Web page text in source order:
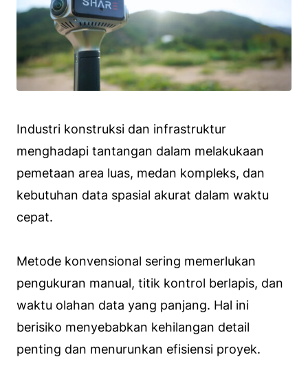
Industri konstruksi dan infrastruktur
menghadapi tantangan dalam melakukaan
pemetaan area luas, medan kompleks, dan
kebutuhan data spasial akurat dalam waktu
cepat.
Metode konvensional sering memerlukan
pengukuran manual, titik kontrol berlapis, dan
waktu olahan data yang panjang. Hal ini
berisiko menyebabkan kehilangan detail
penting dan menurunkan efisiensi proyek.